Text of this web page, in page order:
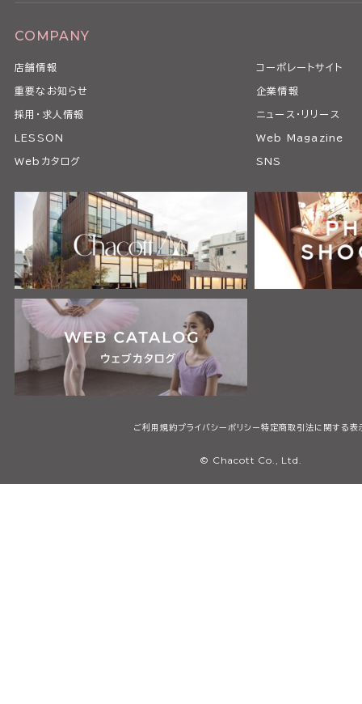
COMPANY
店舗情報 コーポレートサイト
重要なお知らせ 企業情報
採用・求人情報 ニュース・リリース
LESSON Web Magazine
Webカタログ SNS
ご利用規約プライバシーポリシー特定商取引法に関する表
© Chacott Co., Ltd.